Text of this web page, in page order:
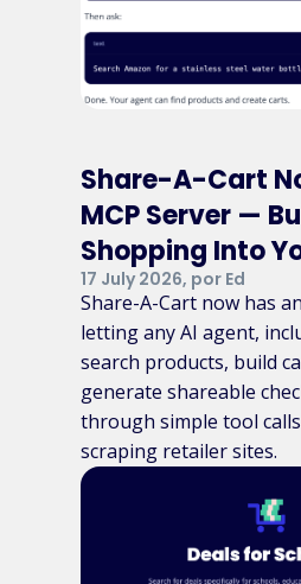
Share-A-Cart
MCP Server —
Shopping Into
17 July 2026, por Ed
Share-A-Cart now has
letting any AI agent,
search products, build
generate shareable
through simple tool
scraping retailer sites.